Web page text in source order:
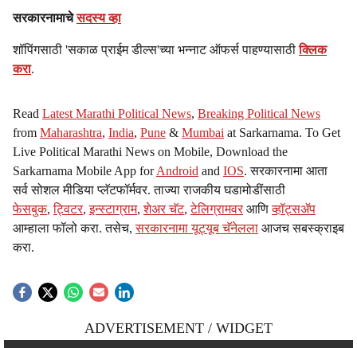
सरकारनामाचेसदस्य व्हा
शॉपिंगसाठी 'सकाळ प्राईम डील्स'च्या भन्नाट ऑफर्स पाहण्यासाठीक्लिक
करा.
Read Latest Marathi Political News, Breaking Political News
from Maharashtra, India, Pune & Mumbai at Sarkarnama. To Get
Live Political Marathi News on Mobile, Download the
Sarkarnama Mobile App forAndroid and IOS. सरकारनामा आता
सर्व सोशल मीडिया प्लॅटफॉर्मवर. ताज्या राजकीय घडामोडींसाठी
फेसबुक,ट्विटर,इन्स्टाग्राम,शेअर चॅट,टेलिग्रामवर आणिव्हॉट्सॲप
आम्हाला फॉलो करा. तसेच,सरकारनामा यूट्यूब चॅनेलला आजच सबस्क्राइब
करा.
ADVERTISEMENT / WIDGET